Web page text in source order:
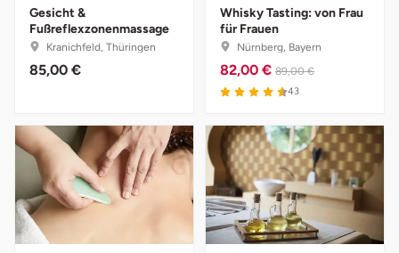
Gesicht &
Fußreflexzonenmassage
Kranichfeld, Thüringen
85,00 €
Whisky Tasting: von Frau
für Frauen
Nürnberg, Bayern
82,00 € 89,00 €
43
Rendsburg Eckernförde
Rheine
Rostock
Rottweil
Rügen